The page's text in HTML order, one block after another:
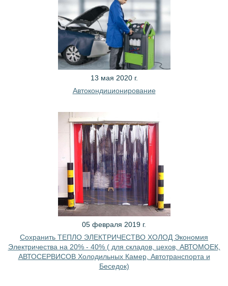
13 мая 2020 г.
Автокондиционирование
05 февраля 2019 г.
Сохранить ТЕПЛО ЭЛЕКТРИЧЕСТВО ХОЛОД Экономия
Электричества на 20% - 40% ( для складов, цехов, АВТОМОЕК,
АВТОСЕРВИСОВ Холодильных Камер, Автотранспорта и
Беседок)